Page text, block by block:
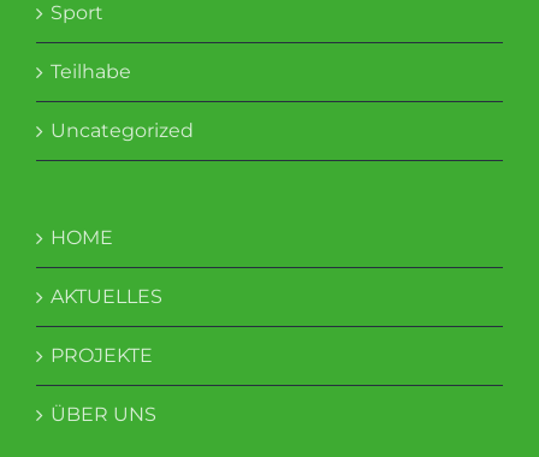
Sport
Teilhabe
Uncategorized
HOME
AKTUELLES
PROJEKTE
ÜBER UNS